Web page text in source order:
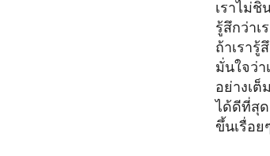
เราไม่ชิ
รู้สึกว่าเ
ถ้าเรารู้
มั่นใจว่
อย่างเต็
ได้ดีที่สุ
ขึ้นเรื่อย